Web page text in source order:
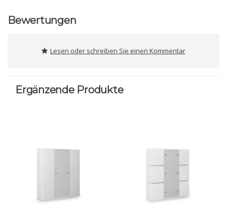
Bewertungen
Lesen oder schreiben Sie einen Kommentar
Ergänzende Produkte